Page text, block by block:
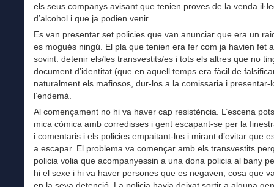
els seus companys avisant que tenien proves de la venda
d’alcohol i que ja podien venir.
Es van presentar set policies que van anunciar que era un
es mogués ningú. El pla que tenien era fer com ja havien fet
sovint: detenir els/les transvestits/es i tots els altres que no
document d’identitat (que en aquell temps era fàcil de
naturalment els mafiosos, dur-los a la comissaria i presentar-
l’endemà.
Al començament no hi va haver cap resistència. L’escena
mica còmica amb corredisses i gent escapant-se per la
i comentaris i els policies empaitant-los i mirant d’evitar que
a escapar. El problema va començar amb els transvestits
policia volia que acompanyessin a una dona policia al bany
hi el sexe i hi va haver persones que es negaven, cosa que